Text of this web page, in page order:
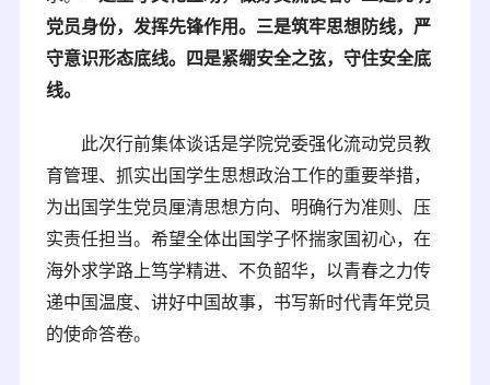
党员身份，发挥先锋作用。三是筑牢思想防线，严
守意识形态底线。四是紧绷安全之弦，守住安全底
线。
此次行前集体谈话是学院党委强化流动党员教
育管理、抓实出国学生思想政治工作的重要举措，
为出国学生党员厘清思想方向、明确行为准则、压
实责任担当。希望全体出国学子怀揣家国初心，在
海外求学路上笃学精进、不负韶华，以青春之力传
递中国温度、讲好中国故事，书写新时代青年党员
的使命答卷。